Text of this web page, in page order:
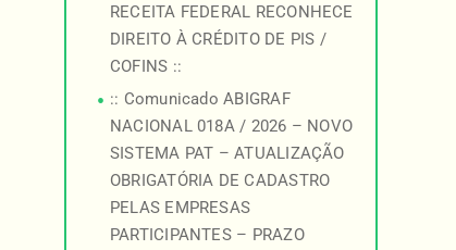
RECEITA FEDERAL RECONHECE
DIREITO À CRÉDITO DE PIS /
COFINS ::
:: Comunicado ABIGRAF
NACIONAL 018A / 2026 – NOVO
SISTEMA PAT – ATUALIZAÇÃO
OBRIGATÓRIA DE CADASTRO
PELAS EMPRESAS
PARTICIPANTES – PRAZO